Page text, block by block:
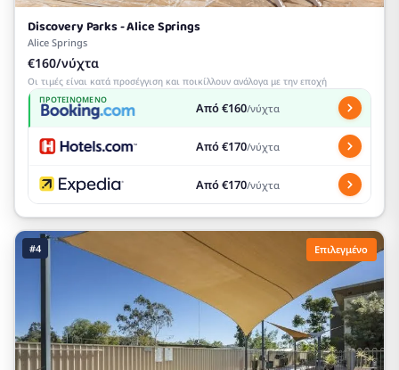
Discovery Parks - Alice Springs
Alice Springs
€160/νύχτα
Οι τιμές είναι κατά προσέγγιση και ποικίλλουν ανάλογα με την εποχή
ΠΡΟΤΕΙΝΌΜΕΝΟ Από €160/νύχτα
Από €170/νύχτα
Από €170/νύχτα
#4 Επιλεγμένο